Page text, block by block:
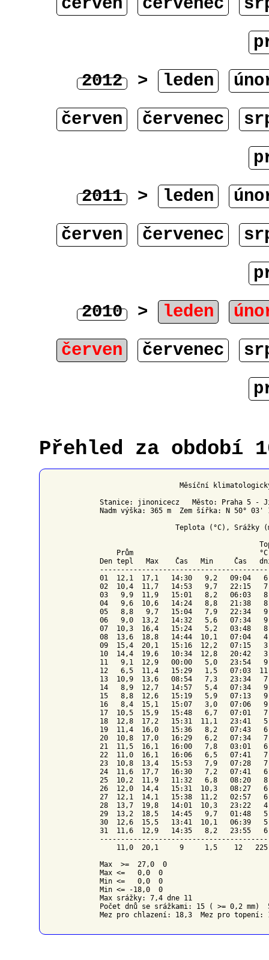
2012 > leden
červen
červenec
2011 > leden
červen
červenec
2010 > leden
červen
červenec
Přehled za období
Měsíční
Stanice: jinonicecz   Město: Praha 5 -
Nadm výška: 365 m  Zem šířka: N 50°
Teplota (°C), Srážky
Prům
Den tepl   Max    Čas   Min     Čas
01  12,1  17,1   14:30   9,2   09:04
02  10,4  11,7   14:53   9,7   22:15
03   9,9  11,9   15:01   8,2   06:03
04   9,6  10,6   14:24   8,8   21:38
05   8,8   9,7   15:04   7,9   22:34
06   9,0  13,2   14:32   5,6   07:34
07  10,3  16,4   15:24   5,2   03:48
08  13,6  18,8   14:44  10,1   07:04
09  15,4  20,1   15:16  12,2   07:15
10  14,4  19,6   10:34  12,8   20:42
11   9,1  12,9   00:00   5,0   23:54
12   6,5  11,4   15:29   1,5   07:03
13  10,9  13,6   08:54   7,3   23:34
14   8,9  12,7   14:57   5,4   07:34
15   8,8  12,6   15:19   5,9   07:13
16   8,4  15,1   15:07   3,0   07:06
17  10,5  15,9   15:48   6,7   07:01
18  12,8  17,2   15:31  11,1   23:41
19  11,4  16,0   15:36   8,2   07:43
20  10,8  17,0   16:29   6,2   07:34
21  11,5  16,1   16:00   7,8   03:01
22  11,0  16,1   16:06   6,5   07:41
23  10,8  13,4   15:53   7,9   07:28
24  11,6  17,7   16:30   7,2   07:41
25  10,2  11,9   11:32   6,8   08:20
26  12,0  14,4   15:31  10,3   08:27
27  12,1  14,1   15:38  11,2   02:57
28  13,7  19,8   14:01  10,3   23:22
29  13,2  18,5   14:45   9,7   01:48
30  12,6  15,5   13:41  10,1   06:39
31  11,6  12,9   14:35   8,2   23:55
11,0  20,1     9     1,5    12
Max  >=  27,0  0
Max <=   0,0  0
Min <=   0,0  0
Min <= -18,0  0
Max srážky: 7,4 dne 11
Počet dnů se srážkami: 15 ( >= 0,2 mm)
Mez pro chlazení: 18,3  Mez pro topení: